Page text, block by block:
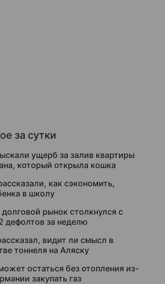
за сутки
ущерб за залив квартиры
который открыла кошка
как сэкономить,
в школу
рынок столкнулся с
дефолтов за неделю
видит ли смысл в
тоннеля на Аляску
остаться без отопления из-
закупать газ